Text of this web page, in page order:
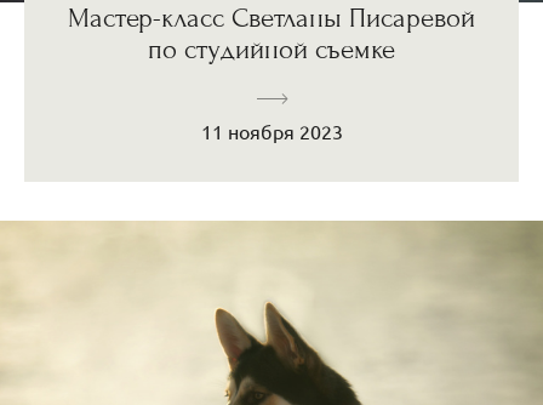
Мастер-класс Светланы Писаревой
по студийной съемке
11 ноября 2023